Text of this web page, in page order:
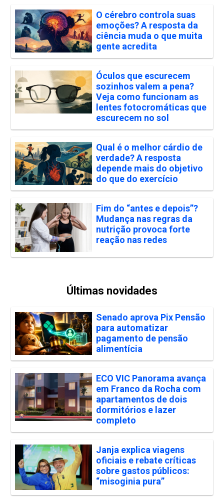
O cérebro controla suas
emoções? A resposta da
ciência muda o que muita
gente acredita
Óculos que escurecem
sozinhos valem a pena?
Veja como funcionam as
lentes fotocromáticas que
escurecem no sol
Qual é o melhor cárdio de
verdade? A resposta
depende mais do objetivo
do que do exercício
Fim do “antes e depois”?
Mudança nas regras da
nutrição provoca forte
reação nas redes
Últimas novidades
Senado aprova Pix Pensão
para automatizar
pagamento de pensão
alimentícia
ECO VIC Panorama avança
em Franco da Rocha com
apartamentos de dois
dormitórios e lazer
completo
Janja explica viagens
oficiais e rebate críticas
sobre gastos públicos:
“misoginia pura”